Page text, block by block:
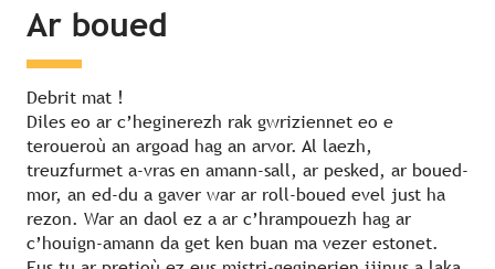
Ar boued
Debrit mat !
Diles eo ar c’heginerezh rak gwriziennet eo e
teroueroù an argoad hag an arvor. Al laezh,
treuzfurmet a-vras en amann-sall, ar pesked, ar boued-
mor, an ed-du a gaver war ar roll-boued evel just ha
rezon. War an daol ez a ar c’hrampouezh hag ar
c’houign-amann da get ken buan ma vezer estonet.